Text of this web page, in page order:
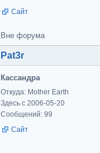
Сайт
Вне форума
Pat3r
Кассандра
Откуда: Mother Earth
Здесь с 2006-05-20
Сообщений: 99
Сайт